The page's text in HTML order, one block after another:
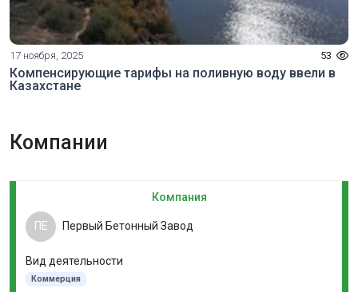
17 ноября, 2025 53
Компенсирующие тарифы на поливную воду ввели в
Казахстане
Компании
Компания
ПЕ Первый Бетонный Завод
Вид деятельности
Коммерция